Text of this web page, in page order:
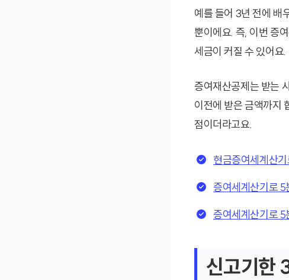
예를 들어 3년 전에 배
뿐이에요. 즉, 이번 증
세금이 커질 수 있어요.
증여재산공제는 받는
이전에 받은 금액까지
점이더라고요.
현금증여세계산
증여세계산기로 5
증여세계산기로 5
신고기한